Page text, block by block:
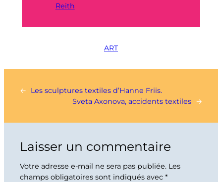
Reith
ART
←
Les sculptures textiles d’Hanne Friis.
Sveta Axonova, accidents textiles →
Laisser un commentaire
Votre adresse e-mail ne sera pas publiée. Les
champs obligatoires sont indiqués avec *